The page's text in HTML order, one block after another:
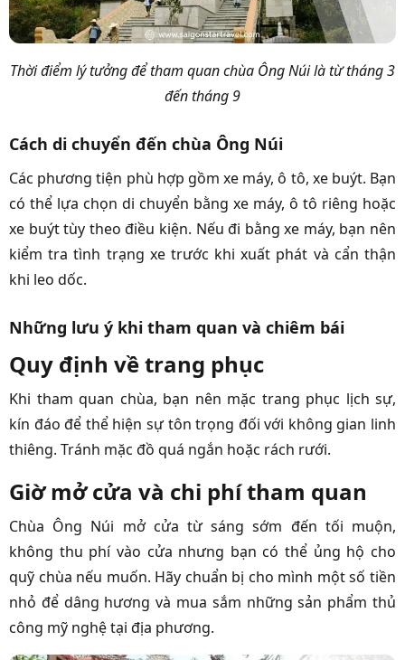
Thời điểm lý tưởng để tham quan chùa Ông Núi là từ tháng 3
đến tháng 9
Cách di chuyển đến chùa Ông Núi
Các phương tiện phù hợp gồm xe máy, ô tô, xe buýt. Bạn
có thể lựa chọn di chuyển bằng xe máy, ô tô riêng hoặc
xe buýt tùy theo điều kiện. Nếu đi bằng xe máy, bạn nên
kiểm tra tình trạng xe trước khi xuất phát và cẩn thận
khi leo dốc.
Những lưu ý khi tham quan và chiêm bái
Quy định về trang phục
Khi tham quan chùa, bạn nên mặc trang phục lịch sự,
kín đáo để thể hiện sự tôn trọng đối với không gian linh
thiêng. Tránh mặc đồ quá ngắn hoặc rách rưới.
Giờ mở cửa và chi phí tham quan
Chùa Ông Núi mở cửa từ sáng sớm đến tối muộn,
không thu phí vào cửa nhưng bạn có thể ủng hộ cho
quỹ chùa nếu muốn. Hãy chuẩn bị cho mình một số tiền
nhỏ để dâng hương và mua sắm những sản phẩm thủ
công mỹ nghệ tại địa phương.